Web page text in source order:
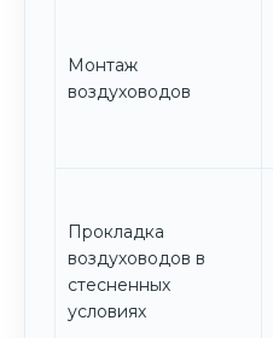
Монтаж
воздуховодов
Прокладка
воздуховодов в
стесненных
условиях